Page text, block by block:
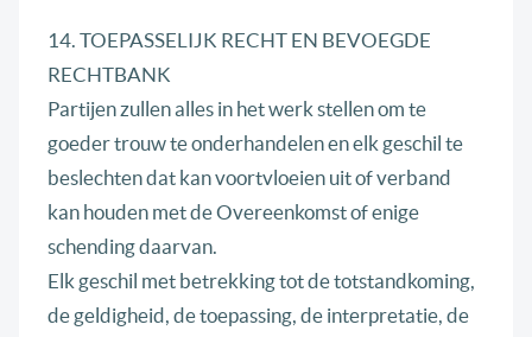
14. TOEPASSELIJK RECHT EN BEVOEGDE
RECHTBANK
Partijen zullen alles in het werk stellen om te
goeder trouw te onderhandelen en elk geschil te
beslechten dat kan voortvloeien uit of verband
kan houden met de Overeenkomst of enige
schending daarvan.
Elk geschil met betrekking tot de totstandkoming,
de geldigheid, de toepassing, de interpretatie, de